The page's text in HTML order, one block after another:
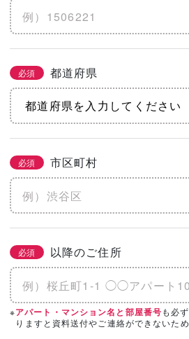
必須 都道府県
必須 市区町村
必須 以降のご住所
※アパート・マンション名と部屋番号も必
りますと資料送付やご連絡ができないた